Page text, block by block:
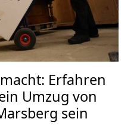
Erfahren
Umzug von
sein